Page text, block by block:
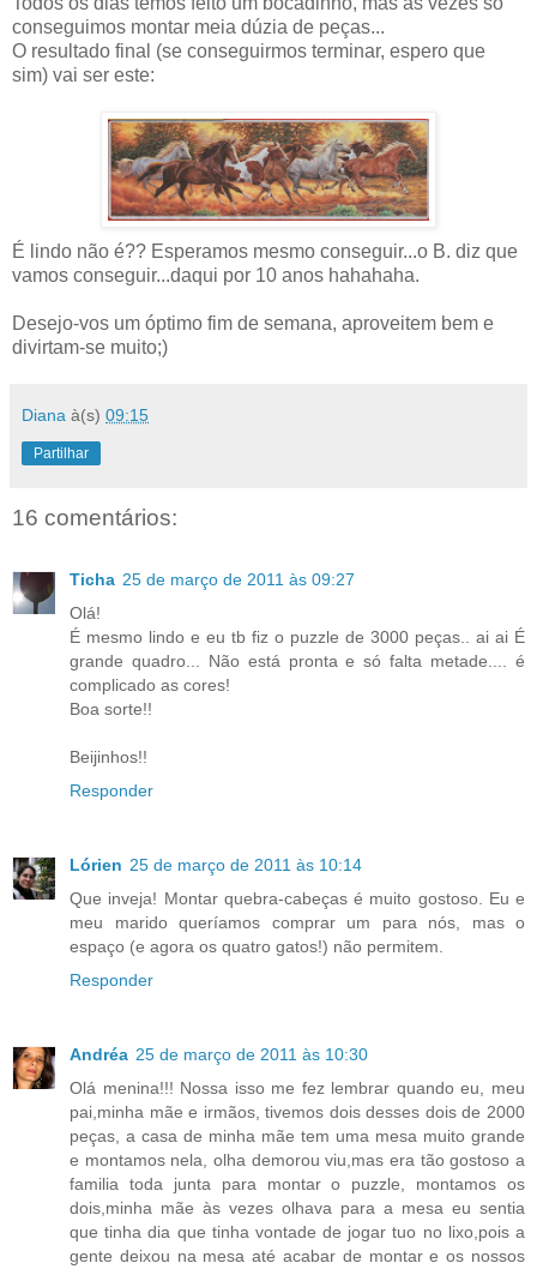
conseguimos montar meia dúzia de peças...
O resultado final (se conseguirmos terminar, espero que
sim) vai ser este:
É lindo não é?? Esperamos mesmo conseguir...o B. diz que
vamos conseguir...daqui por 10 anos hahahaha.
Desejo-vos um óptimo fim de semana, aproveitem bem e
divirtam-se muito;)
Diana à(s) 09:15
Partilhar
16 comentários:
Ticha 25 de março de 2011 às 09:27
Olá!
É mesmo lindo e eu tb fiz o puzzle de 3000 peças.. ai ai É
grande quadro... Não está pronta e só falta metade.... é
complicado as cores!
Boa sorte!!
Beijinhos!!
Responder
Lórien 25 de março de 2011 às 10:14
Que inveja! Montar quebra-cabeças é muito gostoso. Eu e
meu marido queríamos comprar um para nós, mas o
espaço (e agora os quatro gatos!) não permitem.
Responder
Andréa 25 de março de 2011 às 10:30
Olá menina!!! Nossa isso me fez lembrar quando eu, meu
pai,minha mãe e irmãos, tivemos dois desses dois de 2000
peças, a casa de minha mãe tem uma mesa muito grande
e montamos nela, olha demorou viu,mas era tão gostoso a
familia toda junta para montar o puzzle, montamos os
dois,minha mãe às vezes olhava para a mesa eu sentia
que tinha dia que tinha vontade de jogar tuo no lixo,pois a
gente deixou na mesa até acabar de montar e os nossos